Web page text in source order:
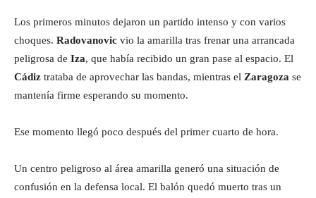
Los primeros minutos dejaron un partido intenso y con varios
choques. Radovanovic vio la amarilla tras frenar una arrancada
peligrosa de Iza, que había recibido un gran pase al espacio. El
Cádiz trataba de aprovechar las bandas, mientras el Zaragoza se
mantenía firme esperando su momento.
Ese momento llegó poco después del primer cuarto de hora.
Un centro peligroso al área amarilla generó una situación de
confusión en la defensa local. El balón quedó muerto tras un